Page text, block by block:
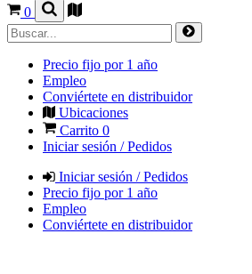
0
Precio fijo por 1 año
Empleo
Conviértete en distribuidor
Ubicaciones
Carrito 0
Iniciar sesión / Pedidos
Iniciar sesión / Pedidos
Precio fijo por 1 año
Empleo
Conviértete en distribuidor